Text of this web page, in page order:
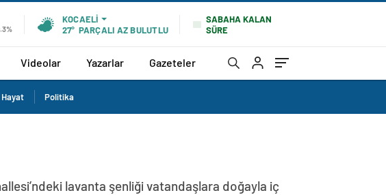
KOCAELI
27° PARÇALI AZ BULUTLU
SABAHA KALAN
SÜRE
Videolar Yazarlar Gazeteler
Hayat Politika
lavanta şenliği vatandaşlara doğayla iç